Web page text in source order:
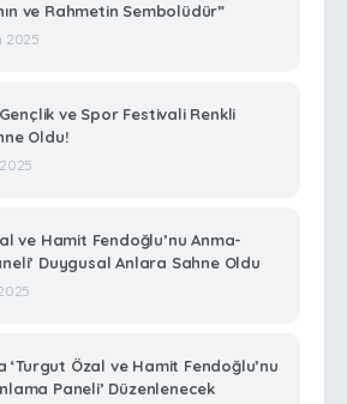
ve Rahmetin Sembolüdür”
2025
ve Spor Festivali Renkli
Oldu!
ve Hamit Fendoğlu’nu Anma-
Duygusal Anlara Sahne Oldu
‘Turgut Özal ve Hamit Fendoğlu’nu
Paneli’ Düzenlenecek